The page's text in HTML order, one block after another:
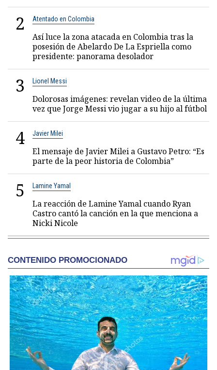
2 Atentado en Colombia
Así luce la zona atacada en Colombia tras la
posesión de Abelardo De La Espriella como
presidente: panorama desolador
3 Lionel Messi
Dolorosas imágenes: revelan video de la última
vez que Jorge Messi vio jugar a su hijo al fútbol
4 Javier Milei
El mensaje de Javier Milei a Gustavo Petro: “Es
parte de la peor historia de Colombia”
5 Lamine Yamal
La reacción de Lamine Yamal cuando Ryan
Castro cantó la canción en la que menciona a
Nicki Nicole